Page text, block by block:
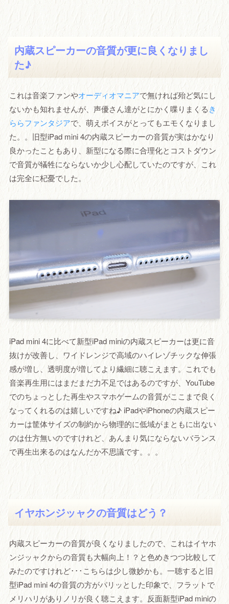
内蔵スピーカーの音質が更に良くなりまし
た♪
これは音楽ファンやオーディオマニアで無ければ殆ど気にし
ないかも知れませんが、声優さん達がとにかく喋りまくるき
ららファンタジアで、萌えボイスがとってもエモくなりまし
た。。旧型iPad mini 4の内蔵スピーカーの音質が実はかなり
良かったこともあり、新型になる際に合理化とコストダウン
で音質が犠牲にならないか少し心配していたのですが、これ
は完全に杞憂でした。
iPad mini 4に比べて新型iPad miniの内蔵スピーカーは更に音
抜けが改善し、ワイドレンジで高域のハイレゾチックな伸張
感が増し、透明度が増してより繊細に聴こえます。これでも
音楽再生用にはまだまだ力不足ではあるのですが、YouTube
でのちょっとした再生やスマホゲームの音質がここまで良く
なってくれるのは嬉しいですね♪ iPadやiPhoneの内蔵スピー
カーは筐体サイズの制約から物理的に低域がまともに出ない
のは仕方無いのですけれど、あんまり気にならないバランス
で再生出来るのはなんだか不思議です。。。
イヤホンジッャクの音質はどう？
内蔵スピーカーの音質が良くなりましたので、これはイヤホ
ンジッャクからの音質も大幅向上！？と色めきつつ比較して
みたのですけれど･･･こちらは少し微妙かも。一聴すると旧
型iPad mini 4の音質の方がパリッとした印象で、フラットで
メリハリがありノリが良く聴こえます。反面新型iPad miniの